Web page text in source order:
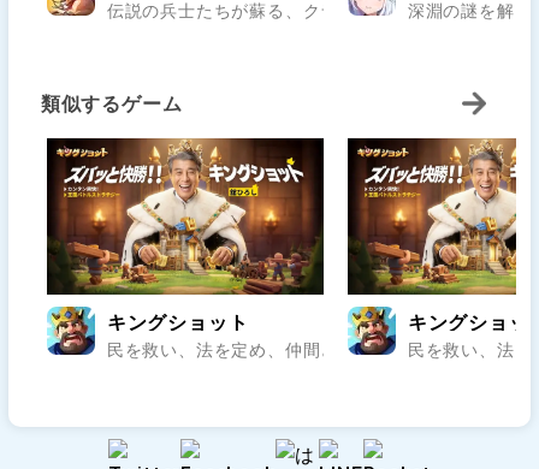
伝説の兵士たちが蘇る、クラシックアクションの再誕
深淵の謎を解き
類似するゲーム
キングショット
民を救い、法を定め、仲間と乱世の王座を狙え..
キングショッ
民を救い、法